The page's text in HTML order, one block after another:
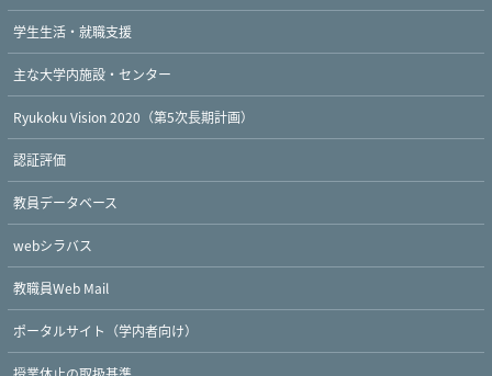
学生生活・就職支援
主な大学内施設・センター
Ryukoku Vision 2020（第5次長期計画）
認証評価
教員データベース
webシラバス
教職員Web Mail
ポータルサイト（学内者向け）